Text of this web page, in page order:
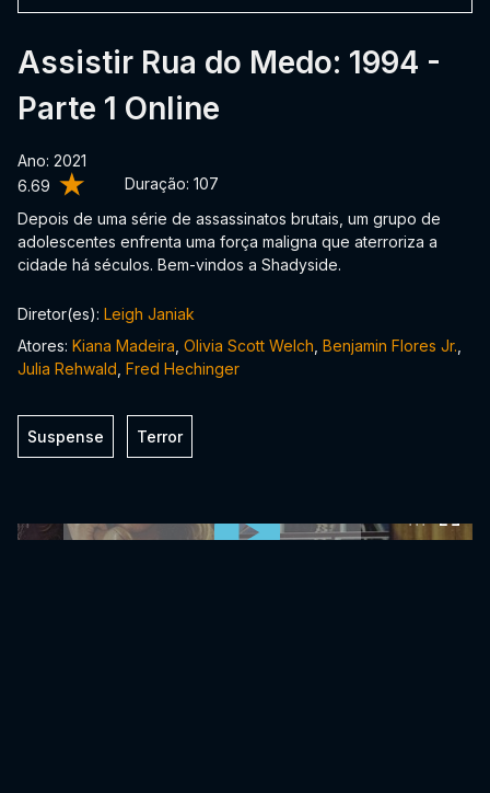
6.69 Duração: 107
Assistir Rua do Medo: 1994 -
Parte 1 Online
Ano: 2021
Depois de uma série de assassinatos brutais, um grupo de
adolescentes enfrenta uma força maligna que aterroriza a
cidade há séculos. Bem-vindos a Shadyside.
Diretor(es): Leigh Janiak
Atores: Kiana Madeira Olivia Scott Welch Benjamin Flores Jr.
Julia Rehwald Fred Hechinger
Suspense Terror